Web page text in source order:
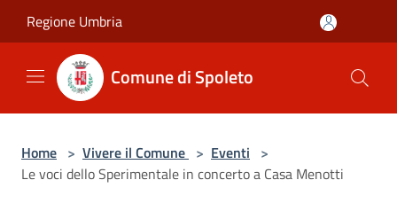
Regione Umbria
Comune di Spoleto
Home > Vivere il Comune > Eventi >
Le voci dello Sperimentale in concerto a Casa Menotti